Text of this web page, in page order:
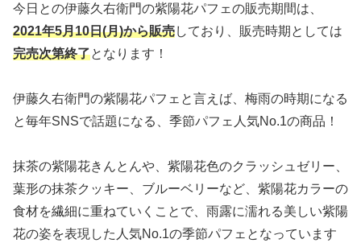
今日との伊藤久右衛門の紫陽花パフェの販売期間は、
2021年5月10日(月)から販売しており、販売時期としては
完売次第終了となります！
伊藤久右衛門の紫陽花パフェと言えば、梅雨の時期になる
と毎年SNSで話題になる、季節パフェ人気No.1の商品！
抹茶の紫陽花きんとんや、紫陽花色のクラッシュゼリー、
葉形の抹茶クッキー、ブルーベリーなど、紫陽花カラーの
食材を繊細に重ねていくことで、雨露に濡れる美しい紫陽
花の姿を表現した人気No.1の季節パフェとなっています